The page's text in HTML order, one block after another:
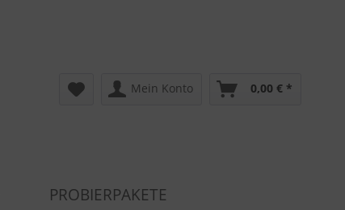
Mein Konto 0,00 € *
PROBIERPAKETE